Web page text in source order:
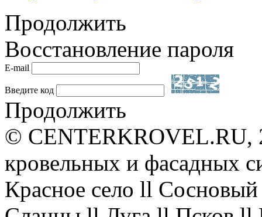
Продолжить
Восстановление пароля
E-mail
Введите код
Продолжить
© CENTERKROVEL.RU,
кровельных и фасадных
Красное село ll